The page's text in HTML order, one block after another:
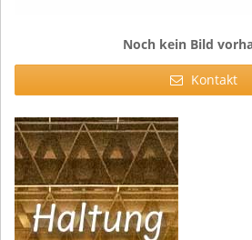
Noch kein Bild
Kontakt